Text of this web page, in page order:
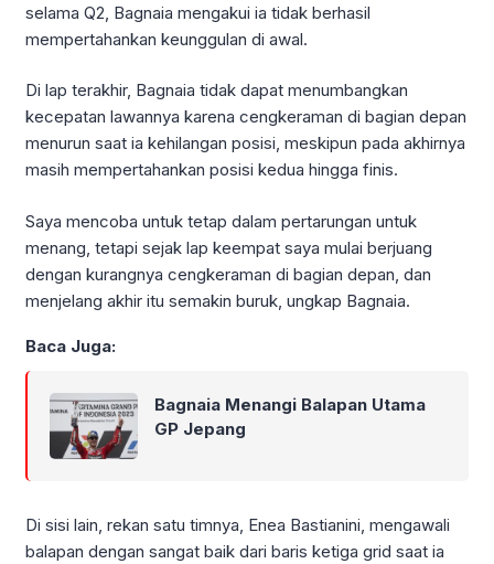
selama Q2, Bagnaia mengakui ia tidak berhasil
mempertahankan keunggulan di awal.
Di lap terakhir, Bagnaia tidak dapat menumbangkan
kecepatan lawannya karena cengkeraman di bagian depan
menurun saat ia kehilangan posisi, meskipun pada akhirnya
masih mempertahankan posisi kedua hingga finis.
Saya mencoba untuk tetap dalam pertarungan untuk
menang, tetapi sejak lap keempat saya mulai berjuang
dengan kurangnya cengkeraman di bagian depan, dan
menjelang akhir itu semakin buruk, ungkap Bagnaia.
Baca Juga:
Bagnaia Menangi Balapan Utama
GP Jepang
Di sisi lain, rekan satu timnya, Enea Bastianini, mengawali
balapan dengan sangat baik dari baris ketiga grid saat ia